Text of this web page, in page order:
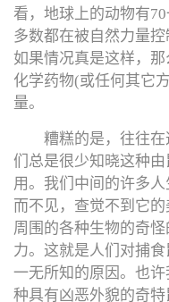
看，地球上的动物有
多数都在被自然力量控
如果情况真是这样，
化学药物(或任何其它
量。
糟糕的是，往往
们总是很少知晓这种
用。我们中间的许多
而不见，查觉不到它
周围的各种生物的奇
力。这就是人们对捕
一无所知的原因。也
种具有凶恶外貌的奇